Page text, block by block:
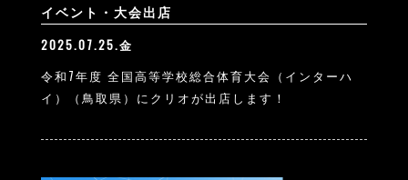
イベント・大会出店
2025.07.25.金
令和7年度 全国高等学校総合体育大会（インターハ
イ）（鳥取県）にクリオが出店します！